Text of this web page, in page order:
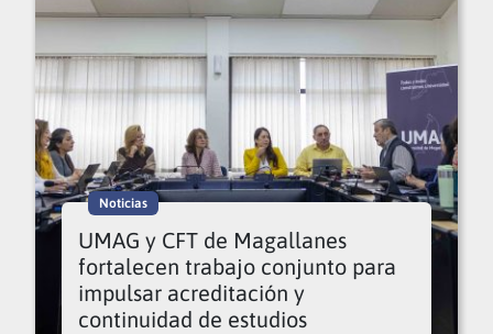
Noticias
UMAG y CFT de Magallanes
fortalecen trabajo conjunto para
impulsar acreditación y
continuidad de estudios